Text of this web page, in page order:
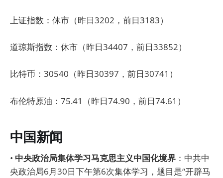
上证指数：休市（昨日3202，前日3183）
道琼斯指数：休市（昨日34407，前日33852）
比特币：30540（昨日30397，前日30741）
布伦特原油：75.41（昨日74.90，前日74.61）
中国新闻
• 中央政治局集体学习马克思主义中国化境界 ：中共中
央政治局6月30日下午第6次集体学习，题目是“开辟马